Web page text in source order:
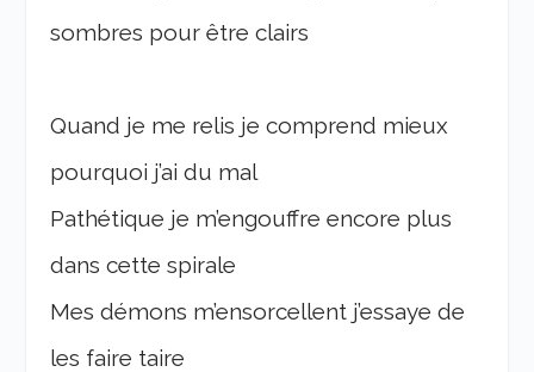
sombres pour être clairs
Quand je me relis je comprend mieux
pourquoi j’ai du mal
Pathétique je m’engouffre encore plus
dans cette spirale
Mes démons m’ensorcellent j’essaye de
les faire taire